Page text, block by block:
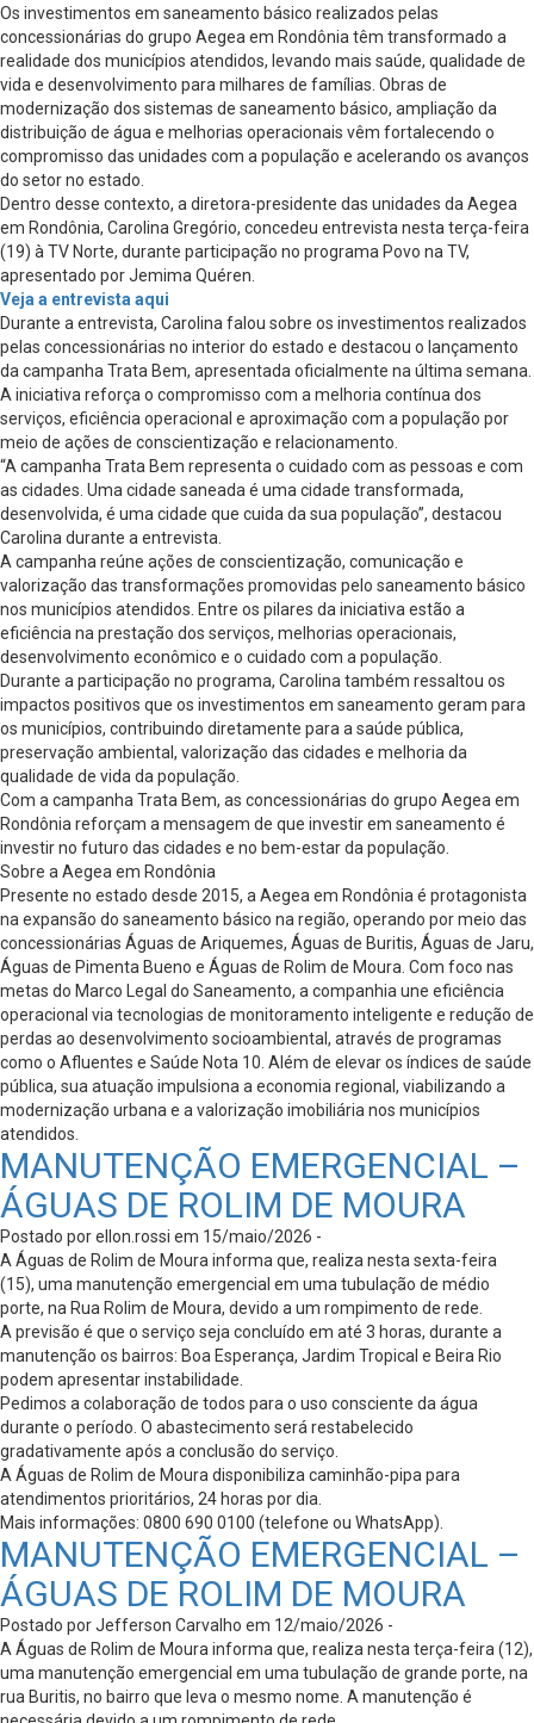
Os investimentos em saneamento básico realizados pelas
concessionárias do grupo Aegea em Rondônia têm transformado a
realidade dos municípios atendidos, levando mais saúde, qualidade de
vida e desenvolvimento para milhares de famílias. Obras de
modernização dos sistemas de saneamento básico, ampliação da
distribuição de água e melhorias operacionais vêm fortalecendo o
compromisso das unidades com a população e acelerando os avanços
do setor no estado.
Dentro desse contexto, a diretora-presidente das unidades da Aegea
em Rondônia, Carolina Gregório, concedeu entrevista nesta terça-feira
(19) à TV Norte, durante participação no programa Povo na TV,
apresentado por Jemima Quéren.
Veja a entrevista aqui
Durante a entrevista, Carolina falou sobre os investimentos realizados
pelas concessionárias no interior do estado e destacou o lançamento
da campanha Trata Bem, apresentada oficialmente na última semana.
A iniciativa reforça o compromisso com a melhoria contínua dos
serviços, eficiência operacional e aproximação com a população por
meio de ações de conscientização e relacionamento.
“A campanha Trata Bem representa o cuidado com as pessoas e com
as cidades. Uma cidade saneada é uma cidade transformada,
desenvolvida, é uma cidade que cuida da sua população”, destacou
Carolina durante a entrevista.
A campanha reúne ações de conscientização, comunicação e
valorização das transformações promovidas pelo saneamento básico
nos municípios atendidos. Entre os pilares da iniciativa estão a
eficiência na prestação dos serviços, melhorias operacionais,
desenvolvimento econômico e o cuidado com a população.
Durante a participação no programa, Carolina também ressaltou os
impactos positivos que os investimentos em saneamento geram para
os municípios, contribuindo diretamente para a saúde pública,
preservação ambiental, valorização das cidades e melhoria da
qualidade de vida da população.
Com a campanha Trata Bem, as concessionárias do grupo Aegea em
Rondônia reforçam a mensagem de que investir em saneamento é
investir no futuro das cidades e no bem-estar da população.
Sobre a Aegea em Rondônia
Presente no estado desde 2015, a Aegea em Rondônia é protagonista
na expansão do saneamento básico na região, operando por meio das
concessionárias Águas de Ariquemes, Águas de Buritis, Águas de Jaru,
Águas de Pimenta Bueno e Águas de Rolim de Moura. Com foco nas
metas do Marco Legal do Saneamento, a companhia une eficiência
operacional via tecnologias de monitoramento inteligente e redução de
perdas ao desenvolvimento socioambiental, através de programas
como o Afluentes e Saúde Nota 10. Além de elevar os índices de saúde
pública, sua atuação impulsiona a economia regional, viabilizando a
modernização urbana e a valorização imobiliária nos municípios
atendidos.
MANUTENÇÃO EMERGENCIAL –
ÁGUAS DE ROLIM DE MOURA
Postado por ellon.rossi em 15/maio/2026 -
A Águas de Rolim de Moura informa que, realiza nesta sexta-feira
(15), uma manutenção emergencial em uma tubulação de médio
porte, na Rua Rolim de Moura, devido a um rompimento de rede.
A previsão é que o serviço seja concluído em até 3 horas, durante a
manutenção os bairros: Boa Esperança, Jardim Tropical e Beira Rio
podem apresentar instabilidade.
Pedimos a colaboração de todos para o uso consciente da água
durante o período. O abastecimento será restabelecido
gradativamente após a conclusão do serviço.
A Águas de Rolim de Moura disponibiliza caminhão-pipa para
atendimentos prioritários, 24 horas por dia.
Mais informações: 0800 690 0100 (telefone ou WhatsApp).
MANUTENÇÃO EMERGENCIAL –
ÁGUAS DE ROLIM DE MOURA
Postado por Jefferson Carvalho em 12/maio/2026 -
A Águas de Rolim de Moura informa que, realiza nesta terça-feira (12),
uma manutenção emergencial em uma tubulação de grande porte, na
rua Buritis, no bairro que leva o mesmo nome. A manutenção é